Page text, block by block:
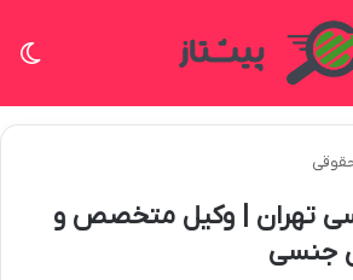
تهران | وکیل متخصص و
جنسی